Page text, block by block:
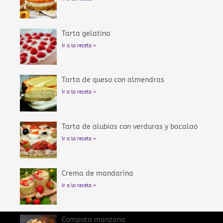
Tarta gelatina
Ir a la receta »
Tarta de queso con almendras
Ir a la receta »
Tarta de alubias con verduras y bacalao
Ir a la receta »
Crema de mandarina
Ir a la receta »
Compota manzana